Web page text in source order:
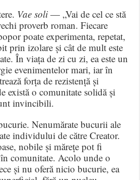
. Vae soli — „Vai de cel ce stă
proverb roman.Fiecare
poate experimenta, repetat,
prin izolare și cât de mult este
.În viața de zi cu zi, ea este un
evenimentelor mari, iar în
forța de rezistență și
există o comunitate solidă și
invincibili.
.Nenumărate bucurii ale
individului de către Creator.
nobile și mărețe pot fi
comunitate.Acolo unde o
și nu oferă nicio bucurie, ea